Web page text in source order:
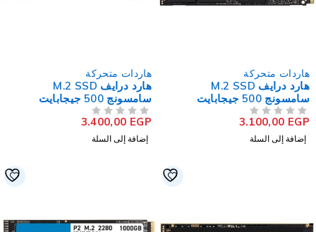
هاردات متحركة
هارد درايف M.2 SSD
سامسونج 500 جيجابايت
NVMe PCIe 970 EVO Plus
3.100,00EGP
إضافة إلى السلة
هاردات متحركة
هارد درايف M.2 SSD
سامسونج 500 جيجابايت
NVMe PCIe 980 PRO
3.400,00EGP
إضافة إلى السلة